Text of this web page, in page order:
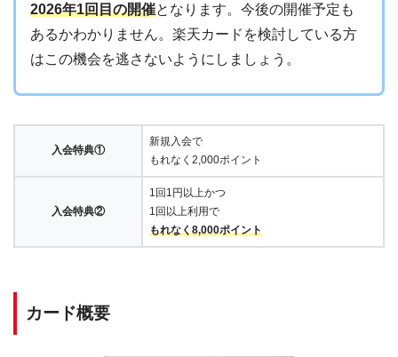
2026年1回目の開催となります。今後の開催予定も
あるかわかりません。楽天カードを検討している方
はこの機会を逃さないようにしましょう。
入会特典①
新規入会で
もれなく2,000ポイント
入会特典②
1回1円以上かつ
1回以上利用で
もれなく8,000ポイント
カード概要